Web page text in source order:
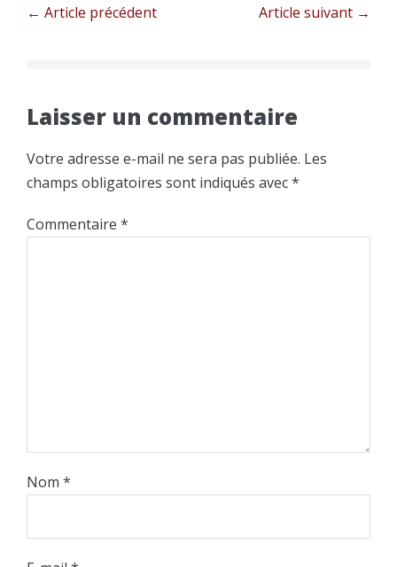
Navigation
← Article précédent Article suivant →
Laisser un commentaire
Votre adresse e-mail ne sera pas publiée. Les
champs obligatoires sont indiqués avec*
Commentaire *
Nom *